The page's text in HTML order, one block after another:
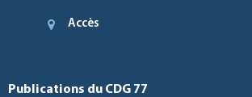
Accès
Publications du CDG 77